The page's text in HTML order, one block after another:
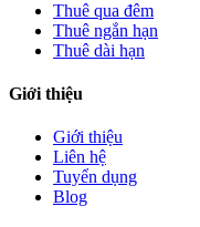
Thuê qua đêm
Thuê ngắn hạn
Thuê dài hạn
Giới thiệu
Giới thiệu
Liên hệ
Tuyển dụng
Blog